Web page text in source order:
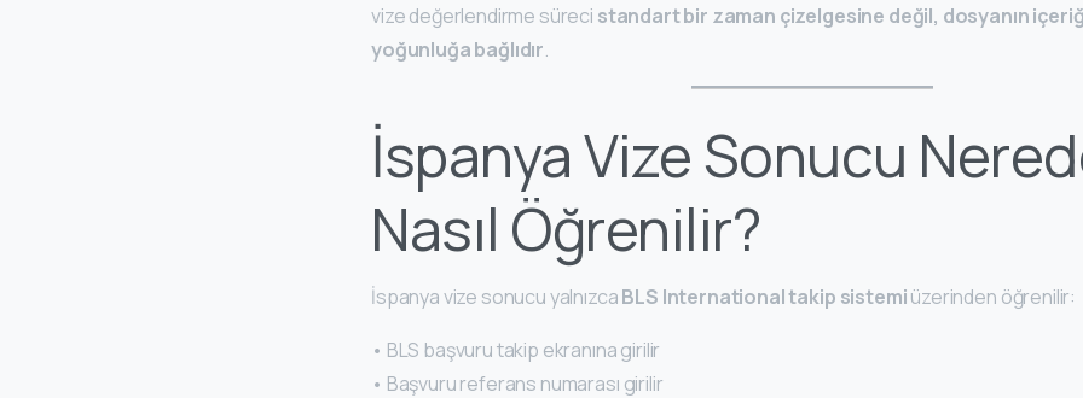
vize değerlendirme süreci standart bir zaman çizelgesine değil, dosyanın
yoğunluğa bağlıdır.
İspanya Vize Sonucu
Nasıl Öğrenilir?
İspanya vize sonucu yalnızcaBLS International takip sistemiüzerinden öğrenilir:
• BLS başvuru takip ekranına girilir
• Başvuru referans numarası girilir